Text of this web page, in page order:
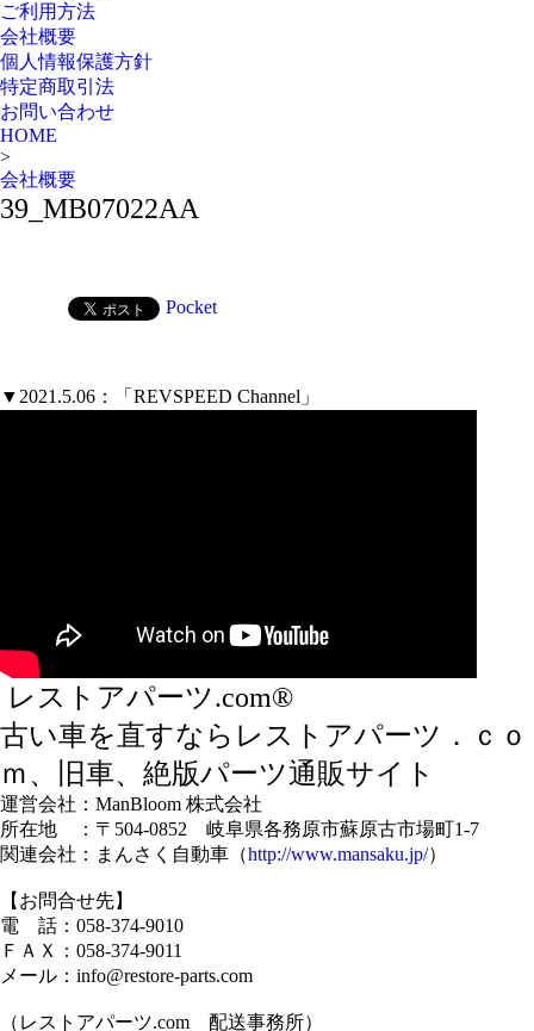
ご利用方法
会社概要
個人情報保護方針
特定商取引法
お問い合わせ
HOME
>
会社概要
39_MB07022AA
Pocket
▼2021.5.06：「REVSPEED Channel」
レストアパーツ.com®
古い車を直すならレストアパーツ．ｃｏ
ｍ、旧車、絶版パーツ通販サイト
運営会社：ManBloom 株式会社
所在地 ：〒504-0852 岐阜県各務原市蘇原古市場町1-7
関連会社：まんさく自動車（http://www.mansaku.jp/）
【お問合せ先】
電 話：058-374-9010
ＦＡＸ：058-374-9011
メール：info@restore-parts.com
（レストアパーツ.com 配送事務所）